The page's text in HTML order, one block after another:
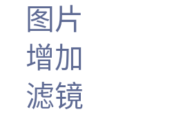
图片
增加
滤镜